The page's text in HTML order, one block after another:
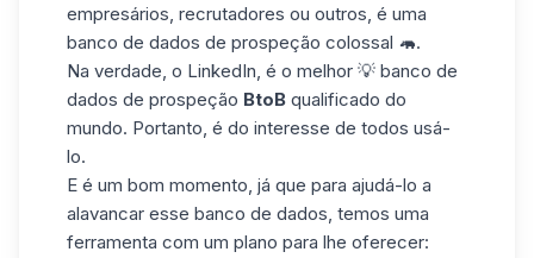
empresários, recrutadores ou outros, é uma
banco de dados de prospeção colossal 🦛.
Na verdade, o LinkedIn, é o melhor 💡 banco de
dados de prospeção BtoB qualificado do
mundo. Portanto, é do interesse de todos usá-
lo.
E é um bom momento, já que para ajudá-lo a
alavancar esse banco de dados, temos uma
ferramenta com um plano para lhe oferecer: